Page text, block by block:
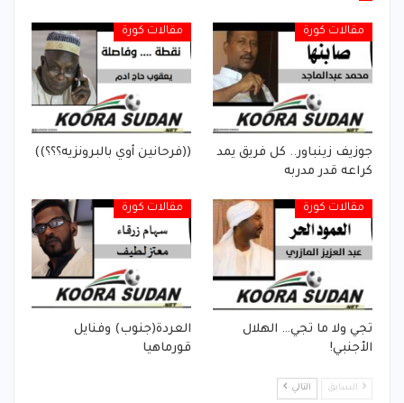
مقالات كورة
جوزيف زينباور.. كل فريق يمد
كراعه قدر مدربه
مقالات كورة
((فرحانين أوي بالبرونزيه؟؟؟))
مقالات كورة
تجي ولا ما تجي… الهلال
الأجنبي!
مقالات كورة
العردة(جنوب) وفنايل
قورماهيا
السابق التالي